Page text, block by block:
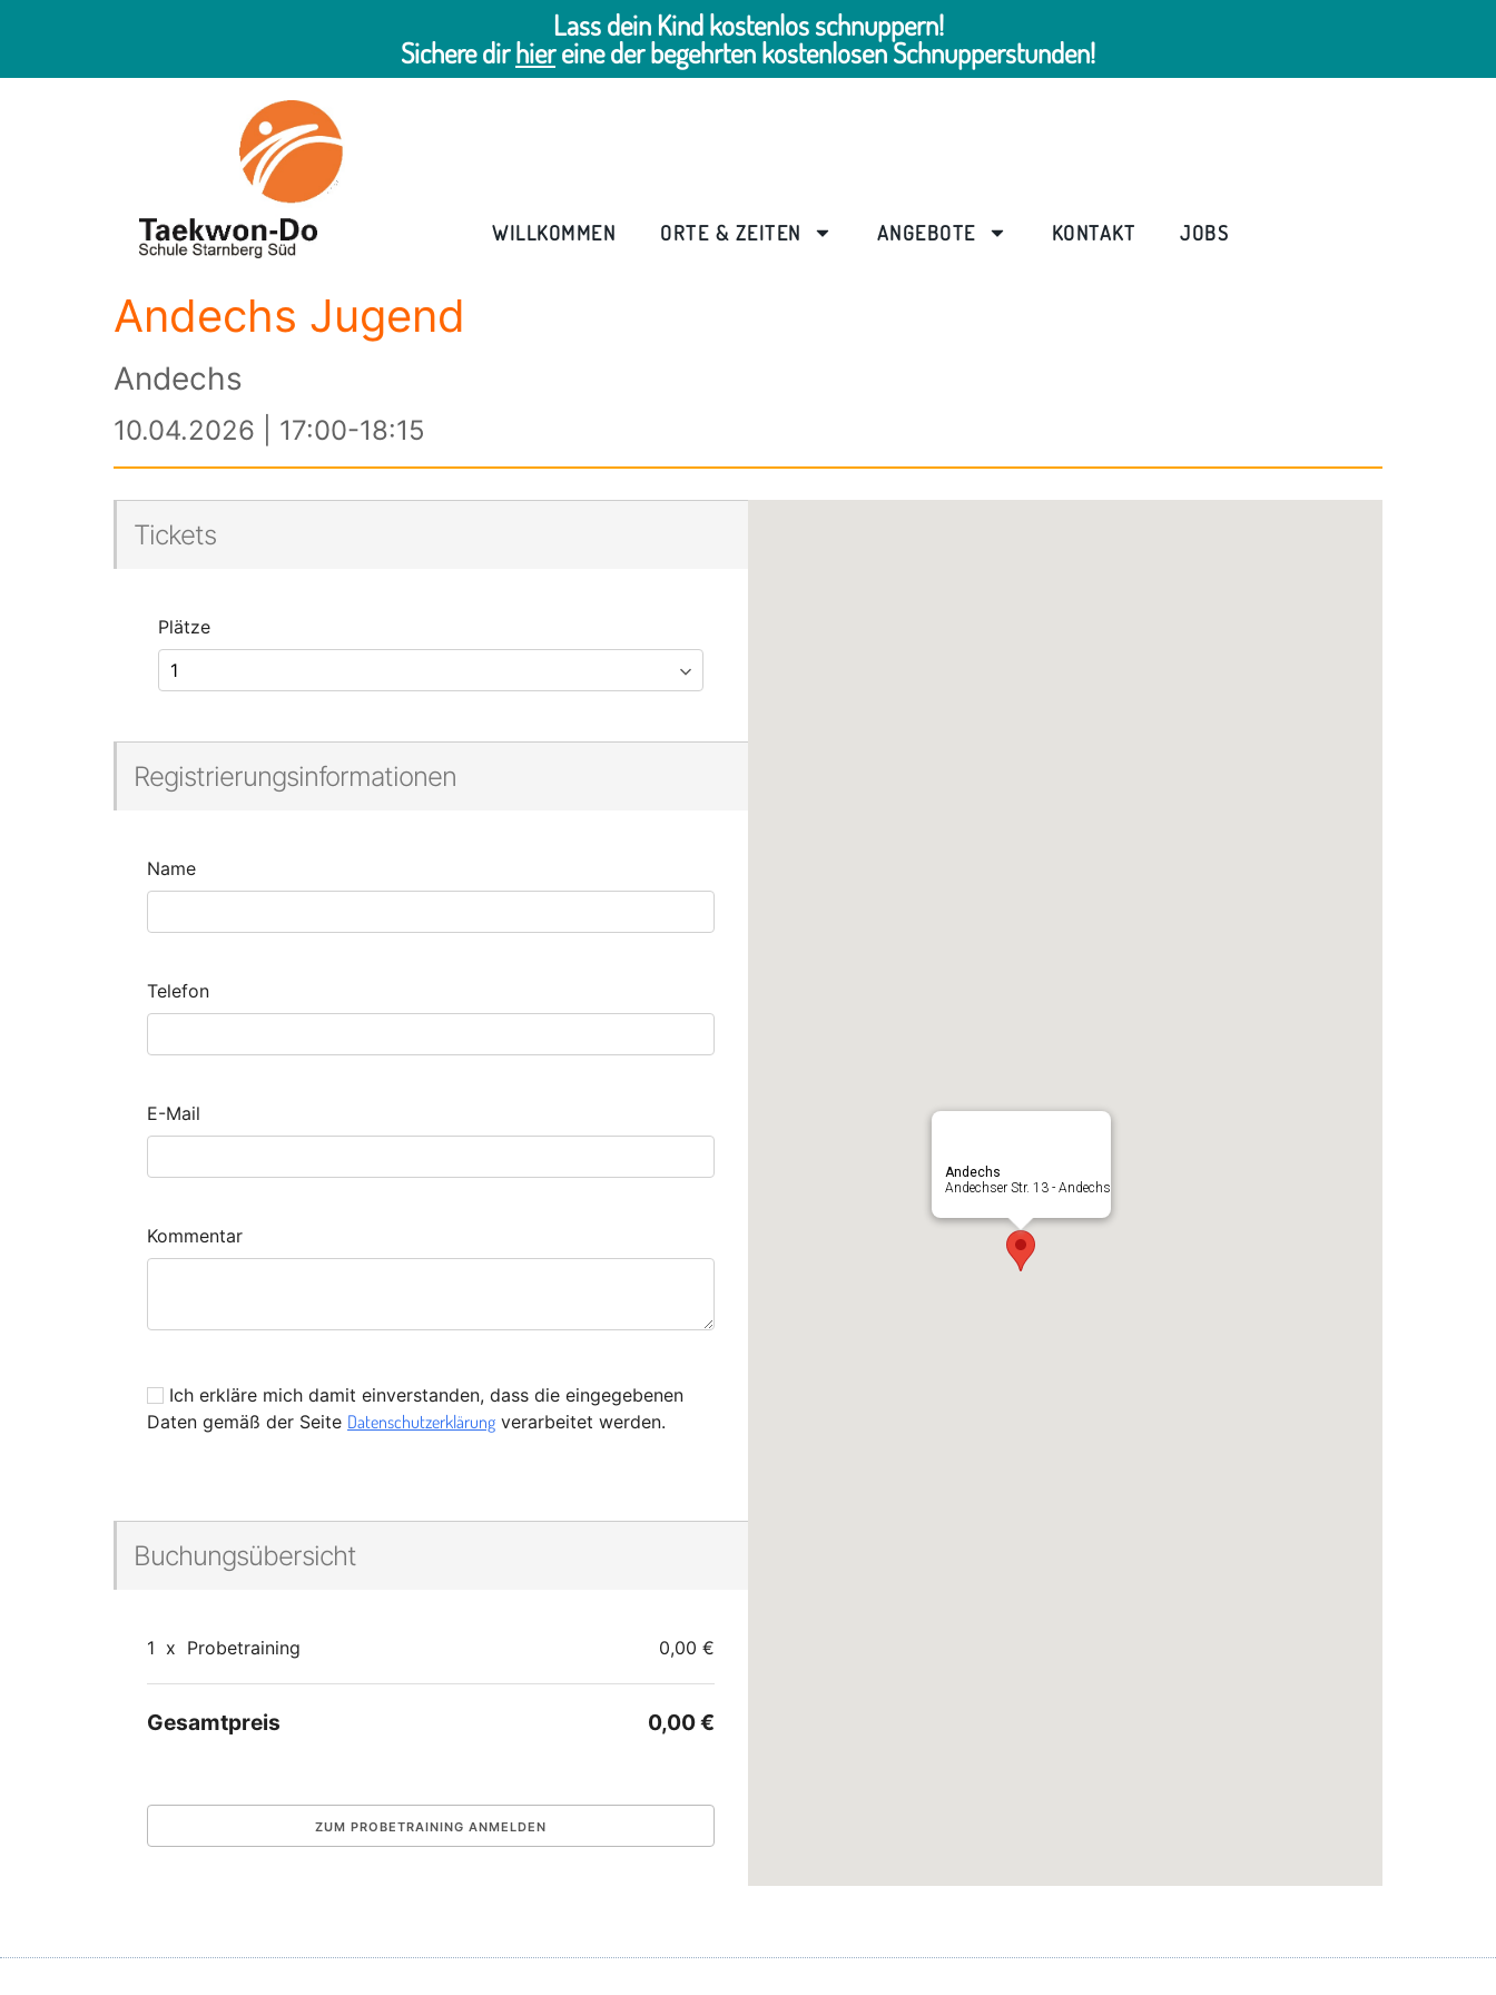
Lass dein Kind kostenlos schnuppern!
Sichere dirhiereine der begehrten kostenlosen Schnupperstunden!
WILLKOMMEN ORTE & ZEITEN ANGEBOTE KONTAKT JOBS
Andechs Jugend
Andechs
10.04.2026 | 17:00-18:15
Tickets
Plätze
Registrierungsinformationen
Name
Telefon
E-Mail
Kommentar
Ich erkläre mich damit einverstanden, dass die eingegebenen
Daten gemäß der Seite Datenschutzerklärung verarbeitet werden.
Buchungsübersicht
1 x Probetraining 0,00 €
Gesamtpreis 0,00 €
Andechs
Andechser Str. 13 - Andechs